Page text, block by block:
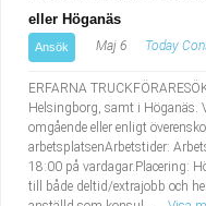
eller Höganäs
Ansök Maj 6 Today
ERFARNA
Helsingborg, samt i Höganäs.
omgående eller enligt
arbetsplatsenArbetstider:
18:00 på vardagar.Placering:
till både deltid/extrajobb och